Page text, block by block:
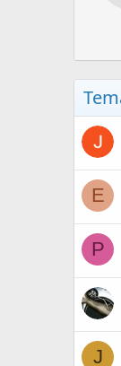
E
P
J